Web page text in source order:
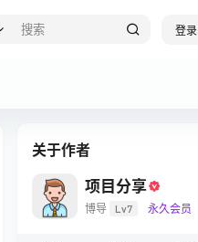
登录
关于作者
项目分享
博导 Lv7 永久会员